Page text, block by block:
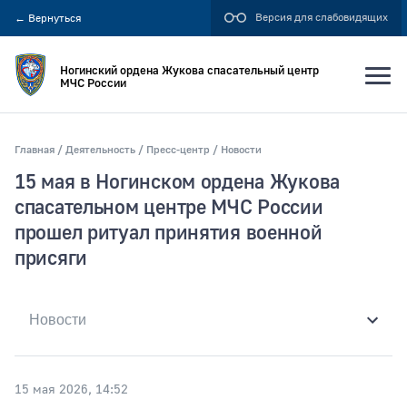
← Вернуться Версия для слабовидящих
Искать по:
отдельным словам
Публикация не позднее
Ногинский ордена Жукова спасательный центр
МЧС России
Главная Деятельность Пресс-центр Новости
15 мая 2026, 14:52
15 мая в Ногинском ордена Жукова
спасательном центре МЧС России
прошел ритуал принятия военной
присяги